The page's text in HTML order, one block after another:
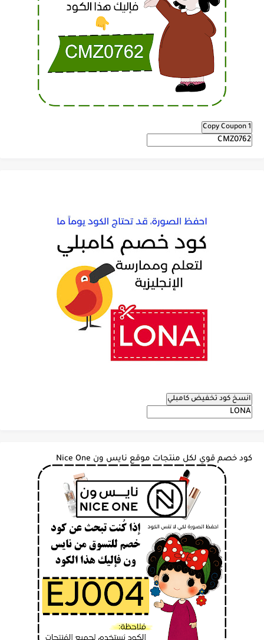
Copy Coupon 1
انسخ كود تخفيض كامبلي
كود خصم قوي لكل منتجات موقع نايس ون Nice One